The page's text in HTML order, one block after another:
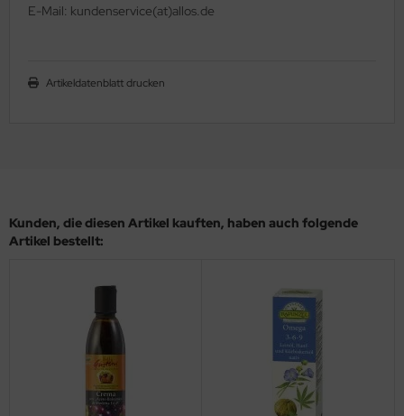
E-Mail: kundenservice(at)allos.de
Artikeldatenblatt drucken
Kunden, die diesen Artikel kauften, haben auch folgende
Artikel bestellt: